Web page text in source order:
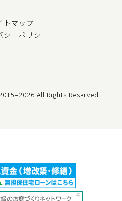
トマップ
シーポリシー
All Rights Reserved.